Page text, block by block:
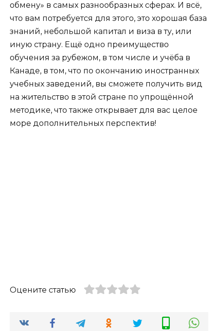
обмену» в самых разнообразных сферах. И всё,
что вам потребуется для этого, это хорошая база
знаний, небольшой капитал и виза в ту, или
иную страну. Ещё одно преимущество
обучения за рубежом, в том числе и учёба в
Канаде, в том, что по окончанию иностранных
учебных заведений, вы сможете получить вид
на жительство в этой стране по упрощённой
методике, что также открывает для вас целое
море дополнительных перспектив!
Оцените статью